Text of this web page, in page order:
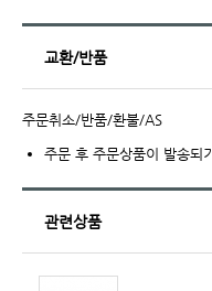
교환/반품
주문취소/반품/환불/AS
주문 후 주문상품이 발송되
관련상품